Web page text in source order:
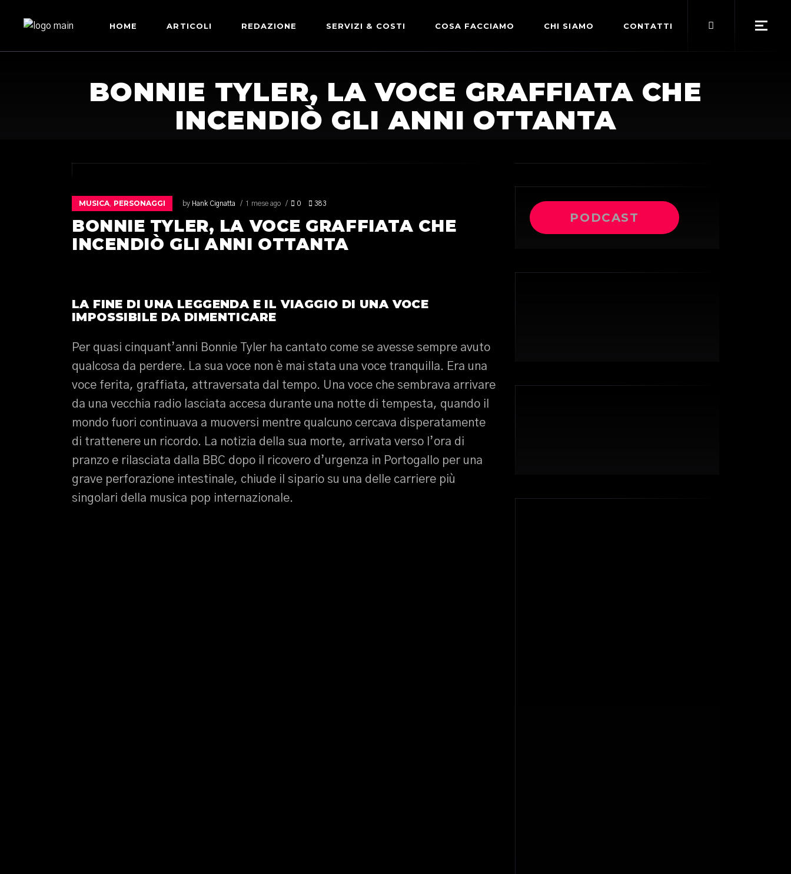
HOME ARTICOLI REDAZIONE SERVIZI & COSTI
LE NOSTRE PARTNERSHIP
COMUNICAZIONE EXPRESS
COSA FACCIAMO CHI SIAMO
TERMINI DI SERVIZIO
CONTATTI
BONNIE TYLER, LA VOCE GRAFFIATA CHE
INCENDIÒ GLI ANNI OTTANTA
MUSICA, PERSONAGGI by Hank Cignatta 1 mese ago 0 383
BONNIE TYLER, LA VOCE GRAFFIATA CHE
INCENDIÒ GLI ANNI OTTANTA
LA FINE DI UNA LEGGENDA E IL VIAGGIO DI UNA VOCE
IMPOSSIBILE DA DIMENTICARE
Per quasi cinquant’anni Bonnie Tyler ha cantato come se avesse sempre avuto
qualcosa da perdere. La sua voce non è mai stata una voce tranquilla. Era una
voce ferita, graffiata, attraversata dal tempo. Una voce che sembrava arrivare
da una vecchia radio lasciata accesa durante una notte di tempesta, quando il
mondo fuori continuava a muoversi mentre qualcuno cercava disperatamente
di trattenere un ricordo. La notizia della sua morte, arrivata verso l’ora di
pranzo e rilasciata dalla BBC dopo il ricovero d’urgenza in Portogallo per una
grave perforazione intestinale, chiude il sipario su una delle carriere più
singolari della musica pop internazionale.
PODCAST